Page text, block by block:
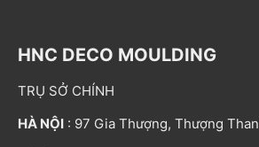
HNC DECO MOULDING
TRỤ SỞ CHÍNH
HÀ NỘI : 97 Gia Thượng, Thượng